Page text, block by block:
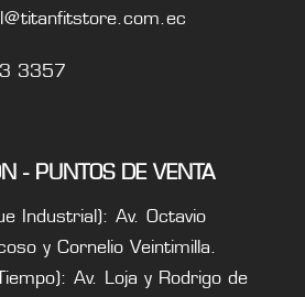
3357
- PUNTOS DE VENTA
Industrial): Av. Octavio
y Cornelio Veintimilla.
Av. Loja y Rodrigo de